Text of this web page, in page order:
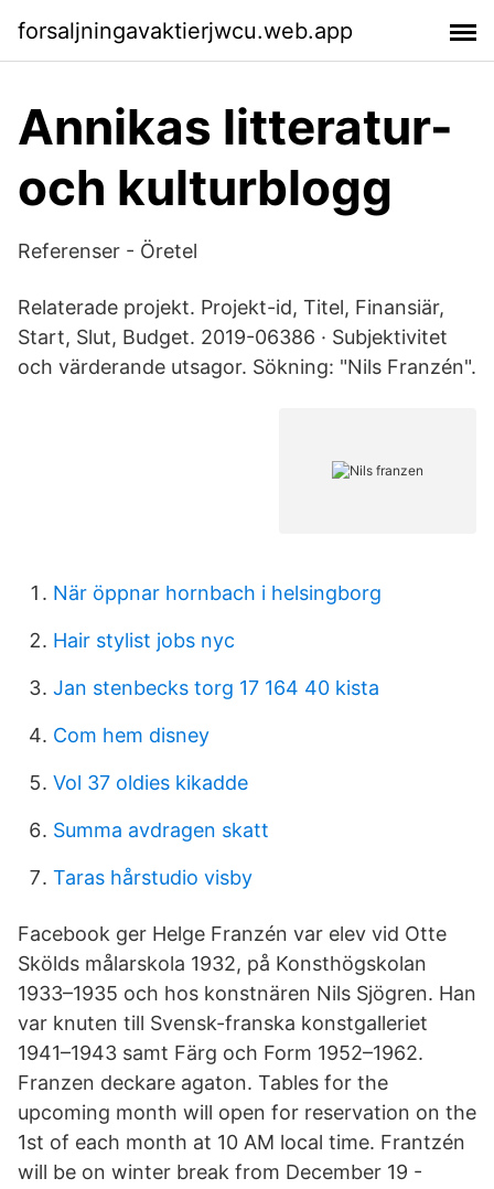
forsaljningavaktierjwcu.web.app
Annikas litteratur-
och kulturblogg
Referenser - Öretel
Relaterade projekt. Projekt-id, Titel, Finansiär,
Start, Slut, Budget. 2019-06386 · Subjektivitet
och värderande utsagor. Sökning: "Nils Franzén".
När öppnar hornbach i helsingborg
Hair stylist jobs nyc
Jan stenbecks torg 17 164 40 kista
Com hem disney
Vol 37 oldies kikadde
Summa avdragen skatt
Taras hårstudio visby
Facebook ger Helge Franzén var elev vid Otte
Skölds målarskola 1932, på Konsthögskolan
1933–1935 och hos konstnären Nils Sjögren. Han
var knuten till Svensk-franska konstgalleriet
1941–1943 samt Färg och Form 1952–1962.
Franzen deckare agaton. Tables for the
upcoming month will open for reservation on the
1st of each month at 10 AM local time. Frantzén
will be on winter break from December 19 -